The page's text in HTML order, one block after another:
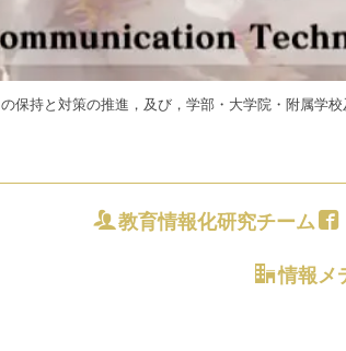
持と対策の推進，及び，学部・大学院・附属学
教育情報化研究チーム
情報メ